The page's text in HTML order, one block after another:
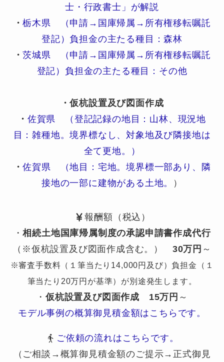
士・行政書士」が解説
・栃木県 （申請→国庫帰属→所有権移転嘱託
登記）負担金の主たる種目：森林
・茨城県 （申請→国庫帰属→所有権移転嘱託
登記）負担金の主たる種目：その他
・仮杭設置及び図面作成
・ 佐賀県 （登記記録の地目：山林、現況地
目：雑種地。境界標なし、対象地及び隣接地は
全て更地。）
・佐賀県 （地目：宅地。境界標一部あり、隣
接地の一部に建物がある土地。
）
報酬額（税込）
・相続土地国庫帰属制度の承認申請書作成代行
（※仮杭設置及び図面作成含む。） 30万円 ～
※審査手数料（１筆当たり14,000円及び）負担金（１
筆当たり20万円が基準）が別途発生します。
・ 仮杭設置及び図面作成 15万円 ～
モデル事例の概算御見積金額はこちらです。
ご依頼の流れはこちらです。
（ご相談→概算御見積金額のご提示→正式御見